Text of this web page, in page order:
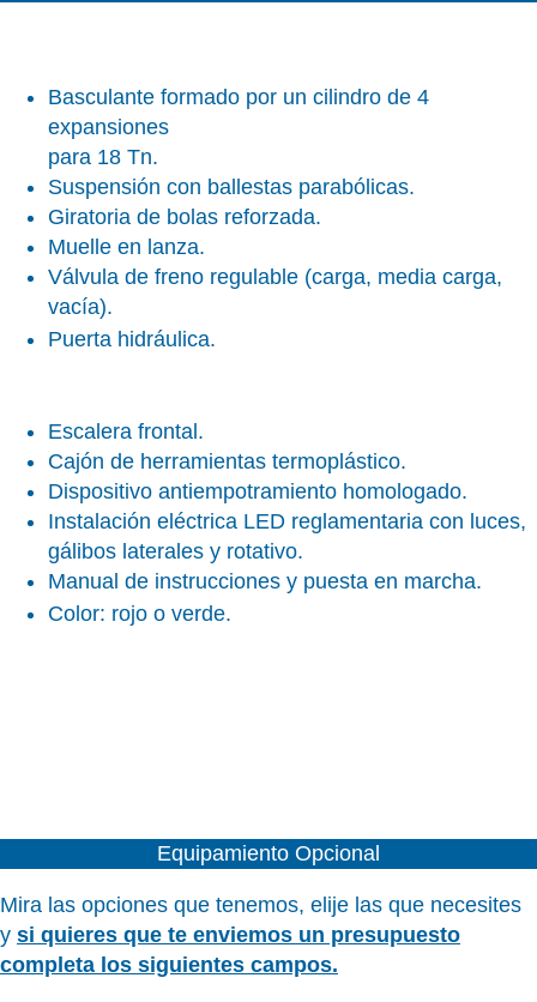
Basculante formado por un cilindro de 4
expansiones
para 18 Tn.
Suspensión con ballestas parabólicas.
Giratoria de bolas reforzada.
Muelle en lanza.
Válvula de freno regulable (carga, media carga,
vacía).
Puerta hidráulica.
Escalera frontal.
Cajón de herramientas termoplástico.
Dispositivo antiempotramiento homologado.
Instalación eléctrica LED reglamentaria con luces,
gálibos laterales y rotativo.
Manual de instrucciones y puesta en marcha.
Color: rojo o verde.
Equipamiento Opcional
Mira las opciones que tenemos, elije las que necesites
y si quieres que te enviemos un presupuesto
completa los siguientes campos.